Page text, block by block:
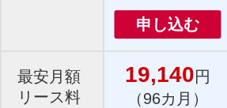
申し込む
最安月額
リース料
19,140円
（96カ月）